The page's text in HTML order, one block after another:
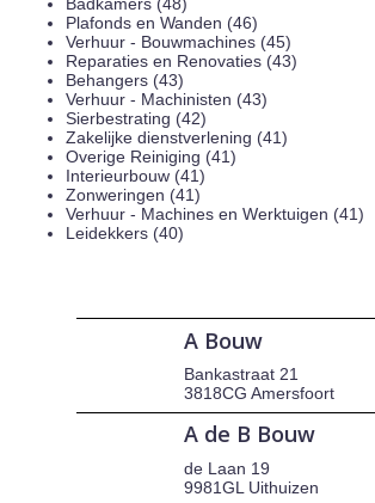
Plafonds en Wanden (46)
Verhuur - Bouwmachines (45)
Reparaties en Renovaties (43)
Behangers (43)
Verhuur - Machinisten (43)
Sierbestrating (42)
Zakelijke dienstverlening (41)
Overige Reiniging (41)
Interieurbouw (41)
Zonweringen (41)
Verhuur - Machines en Werktuigen (41)
Leidekkers (40)
A Bouw
Bankastraat 21
3818CG Amersfoort
A de B Bouw
de Laan 19
9981GL Uithuizen